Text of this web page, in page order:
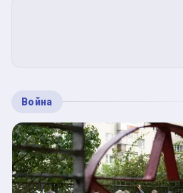
Война